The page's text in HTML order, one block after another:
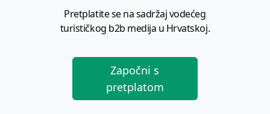
Pretplatite se na sadržaj vodećeg
turističkog b2b medija u Hrvatskoj.
Započni s
pretplatom